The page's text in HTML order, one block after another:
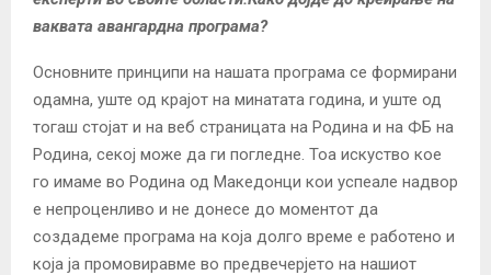
ваквата авангардна програма?
Основните принципи на нашата програма се формирани
одамна, уште од крајот на минатата година, и уште од
тогаш стојат и на веб страницата на Родина и на ФБ на
Родина, секој може да ги погледне. Тоа искуство кое
го имаме во Родина од Македонци кои успеале надвор
е непроценливо и не донесе до моментот да
создадеме програма на која долго време е работено и
која ја промовиравме во предвечерјето на нашиот